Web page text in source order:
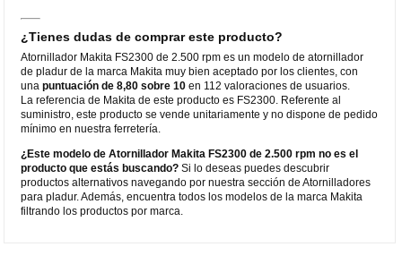
¿Tienes dudas de comprar este producto?
Atornillador Makita FS2300 de 2.500 rpm es un modelo de atornillador
de pladur de la marca Makita muy bien aceptado por los clientes, con
unapuntuación de 8,80 sobre 10 en 112 valoraciones de usuarios.
La referencia de Makita de este producto es FS2300. Referente al
suministro, este producto se vende unitariamente y no dispone de pedido
mínimo en nuestra ferretería.
¿Este modelo de Atornillador Makita FS2300 de 2.500 rpm no es el
producto que estás buscando? Si lo deseas puedes descubrir
productos alternativos navegando por nuestra sección de Atornilladores
para pladur. Además, encuentra todos los modelos de la marca Makita
filtrando los productos por marca.